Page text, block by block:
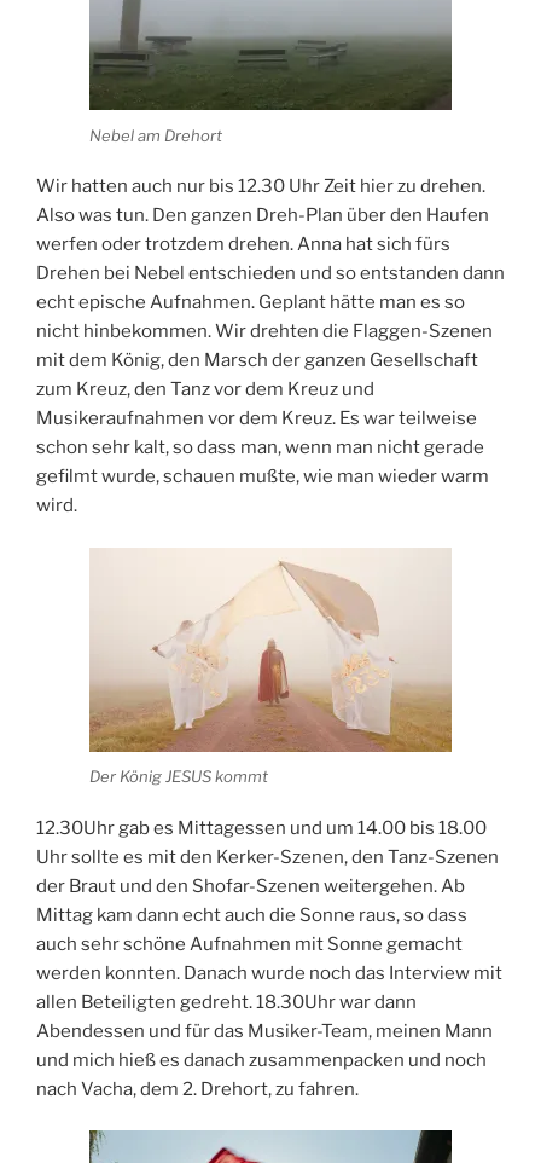
Nebel am Drehort
Wir hatten auch nur bis 12.30 Uhr Zeit hier zu drehen.
Also was tun. Den ganzen Dreh-Plan über den Haufen
werfen oder trotzdem drehen. Anna hat sich fürs
Drehen bei Nebel entschieden und so entstanden dann
echt epische Aufnahmen. Geplant hätte man es so
nicht hinbekommen. Wir drehten die Flaggen-Szenen
mit dem König, den Marsch der ganzen Gesellschaft
zum Kreuz, den Tanz vor dem Kreuz und
Musikeraufnahmen vor dem Kreuz. Es war teilweise
schon sehr kalt, so dass man, wenn man nicht gerade
gefilmt wurde, schauen mußte, wie man wieder warm
wird.
Der König JESUS kommt
12.30Uhr gab es Mittagessen und um 14.00 bis 18.00
Uhr sollte es mit den Kerker-Szenen, den Tanz-Szenen
der Braut und den Shofar-Szenen weitergehen. Ab
Mittag kam dann echt auch die Sonne raus, so dass
auch sehr schöne Aufnahmen mit Sonne gemacht
werden konnten. Danach wurde noch das Interview mit
allen Beteiligten gedreht. 18.30Uhr war dann
Abendessen und für das Musiker-Team, meinen Mann
und mich hieß es danach zusammenpacken und noch
nach Vacha, dem 2. Drehort, zu fahren.